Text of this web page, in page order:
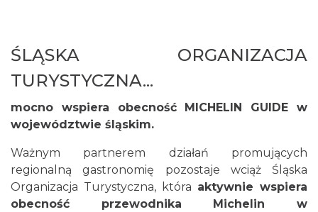
ŚLĄSKA ORGANIZACJA
TURYSTYCZNA...
mocno wspiera obecność MICHELIN GUIDE w
województwie śląskim.
Ważnym partnerem działań promujących
regionalną gastronomię pozostaje wciąż Śląska
Organizacja Turystyczna, która aktywnie wspiera
obecność przewodnika Michelin w